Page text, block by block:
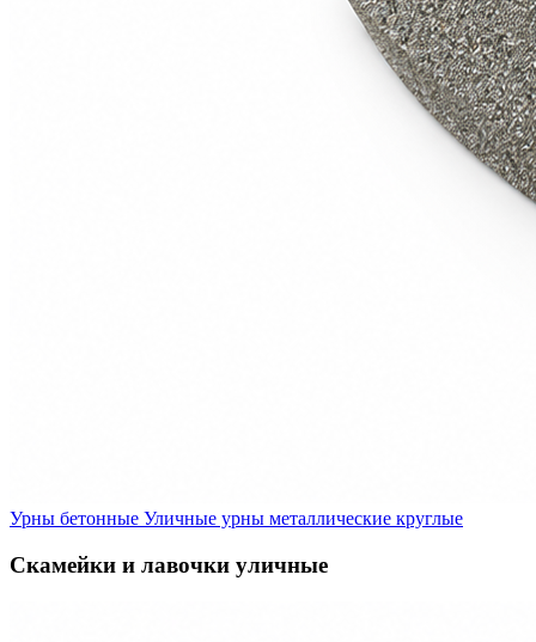
Урны бетонные Уличные урны металлические круглые
Скамейки и лавочки уличные